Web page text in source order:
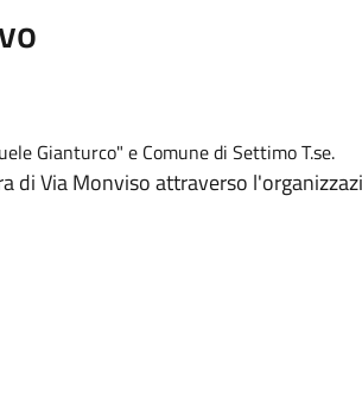
Gianturco" e Comune di Settimo T.se.
di Via Monviso attraverso